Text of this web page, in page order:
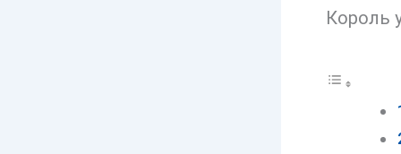
Король